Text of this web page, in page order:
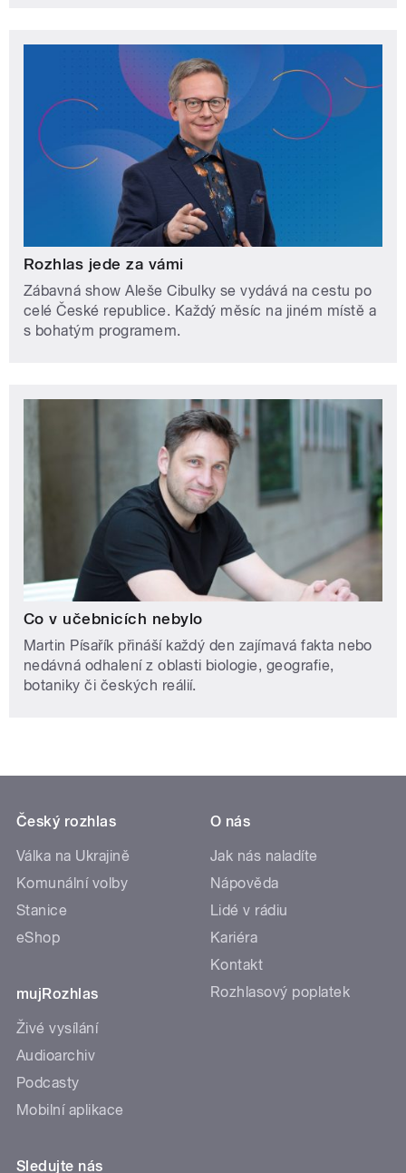
Rozhlas jede za vámi
Zábavná show Aleše Cibulky se vydává na cestu po
celé České republice. Každý měsíc na jiném místě a
s bohatým programem.
Co v učebnicích nebylo
Martin Písařík přináší každý den zajímavá fakta nebo
nedávná odhalení z oblasti biologie, geografie,
botaniky či českých reálií.
Český rozhlas
Válka na Ukrajině
Komunální volby
Stanice
eShop
mujRozhlas
Živé vysílání
Audioarchiv
Podcasty
Mobilní aplikace
O nás
Jak nás naladíte
Nápověda
Lidé v rádiu
Kariéra
Kontakt
Rozhlasový poplatek
Sledujte nás